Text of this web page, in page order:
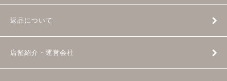
返品について
店舗紹介・運営会社